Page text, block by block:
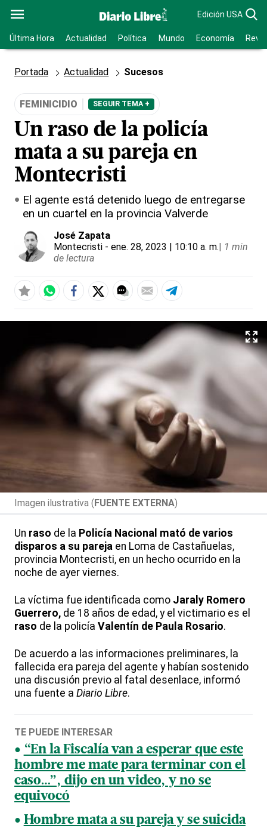
Edición USA
Última Hora Actualidad Política Mundo Economía
Portada Actualidad Sucesos
FEMINICIDIO SEGUIR TEMA +
Un raso de la policía
mata a su pareja en
Montecristi
El agente está detenido luego de entregarse
en un cuartel en la provincia Valverde
José Zapata
Montecristi - ene. 28, 2023 | 10:10 a. m.| 1 min
de lectura
Imagen ilustrativa (FUENTE EXTERNA)
Un raso de la Policía Nacional mató de varios
disparos a su pareja en Loma de Castañuelas,
provincia Montecristi, en un hecho ocurrido en la
noche de ayer viernes.
La víctima fue identificada como Jaraly Romero
Guerrero, de 18 años de edad, y el victimario es el
raso de la policía Valentín de Paula Rosario.
De acuerdo a las informaciones preliminares, la
fallecida era pareja del agente y habían sostenido
una discusión previo al fatal desenlace, informó
una fuente a Diario Libre.
TE PUEDE INTERESAR
“En la Fiscalía van a esperar que este
hombre me mate para terminar con el
caso…”, dijo en un video, y no se
equivocó
Hombre mata a su pareja y se suicida